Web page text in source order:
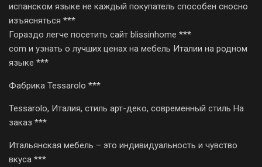
испанском языке не каждый покупатель способен сносно
изъясняться ***
Гораздо легче посетить сайт blissinhome ***
com и узнать о лучших ценах на мебель Италии на родном
языке ***
Фабрика Tessarolo ***
Tessarolo, Италия, стиль арт-деко, современный стиль На
заказ ***
Итальянская мебель – это индивидуальность и чувство
вкуса ***